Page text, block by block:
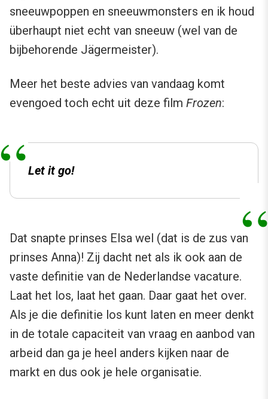
sneeuwpoppen en sneeuwmonsters en ik houd
überhaupt niet echt van sneeuw (wel van de
bijbehorende Jägermeister).
Meer het beste advies van vandaag komt
evengoed toch echt uit deze film Frozen:
Let it go!
Dat snapte prinses Elsa wel (dat is de zus van
prinses Anna)! Zij dacht net als ik ook aan de
vaste definitie van de Nederlandse vacature.
Laat het los, laat het gaan. Daar gaat het over.
Als je die definitie los kunt laten en meer denkt
in de totale capaciteit van vraag en aanbod van
arbeid dan ga je heel anders kijken naar de
markt en dus ook je hele organisatie.